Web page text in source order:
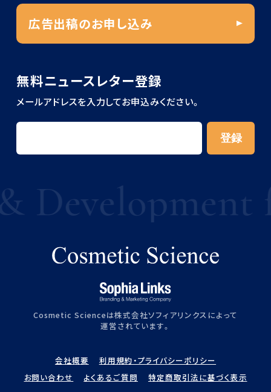
広告出稿のお申し込み
無料ニュースレター登録
メールアドレスを入力してお申込みください。
Cosmetic Scienceは株式会社ソフィアリンクスによって
運営されています。
会社概要
利用規約・プライバシーポリシー
お問い合わせ
よくあるご質問 特定商取引法に基づく表示